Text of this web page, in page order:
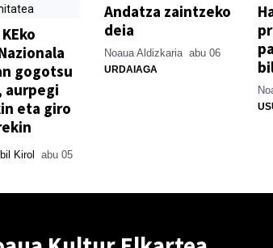
gogotsu
aurpegi
eta giro
Kirol abu 05
Andatza zaintzeko
deia
Noaua Aldizkaria abu 06
URDAIAGA